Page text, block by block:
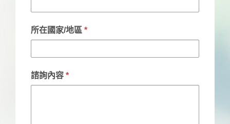
所在國家/地區 *
諮詢內容 *